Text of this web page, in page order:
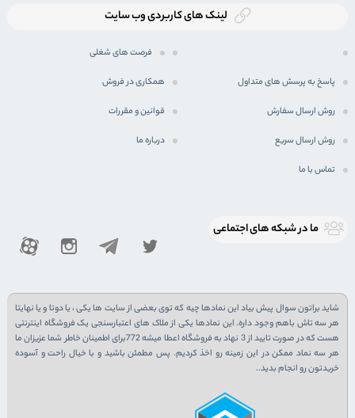
لینک های کاربردی وب سایت
فرصت های شغلی
پاسخ به پرسش های متداول همکاری در فروش
روش ارسال سفارش قوانین و مقررات
روش ارسال سریع درباره ما
تماس با ما
ما در شبكه های اجتماعی
شاید براتون سوال پیش بیاد این نمادها چیه که توی بعضی از سایت ها یکی ، یا دوتا و یا نهایتا
هر سه تاش باهم وجود داره. این نمادها یکی از ملاک های اعتبارسنجی یک فروشگاه اینترنتی
هست که در صورت تایید از 3 نهاد به فروشگاه اعطا میشه 772برای اطمینان خاطر شما عزیزان ما
هر سه نماد ممکن در این زمینه رو اخذ کردیم. پس مطمئن باشید و با خیال راحت و آسوده
خریدتون رو انجام بدید..